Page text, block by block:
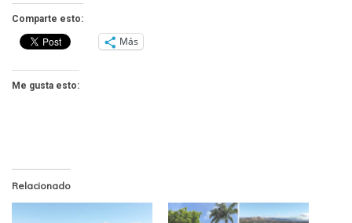
Comparte esto:
Más
Me gusta esto:
Relacionado